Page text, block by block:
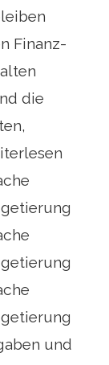
Finanz-
die
und